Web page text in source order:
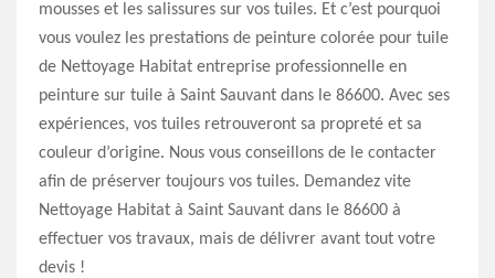
mousses et les salissures sur vos tuiles. Et c’est pourquoi
vous voulez les prestations de peinture colorée pour tuile
de Nettoyage Habitat entreprise professionnelle en
peinture sur tuile à Saint Sauvant dans le 86600. Avec ses
expériences, vos tuiles retrouveront sa propreté et sa
couleur d’origine. Nous vous conseillons de le contacter
afin de préserver toujours vos tuiles. Demandez vite
Nettoyage Habitat à Saint Sauvant dans le 86600 à
effectuer vos travaux, mais de délivrer avant tout votre
devis !